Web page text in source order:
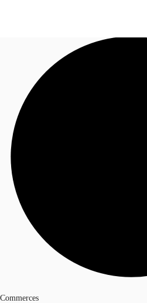
Blog
Données marchés
Appelez maintenant
Commerces